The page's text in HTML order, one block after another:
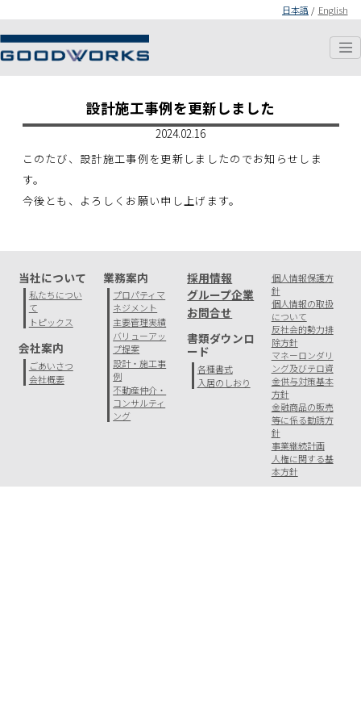
日本語 / English
設計施工事例を更新しました
2024.02.16
このたび、設計施工事例を更新しましたのでお知らせしま
す。
今後とも、よろしくお願い申し上げます。
当社について
私たちについ
て
トピックス
会社案内
ごあいさつ
会社概要
業務案内
プロパティマ
ネジメント
主要管理実績
バリューアッ
プ提案
設計・施工事
例
不動産仲介・
コンサルティ
ング
採用情報
グループ企業
お問合せ
書類ダウンロ
ード
各種書式
入居のしおり
個人情報保護方
針
個人情報の取扱
について
反社会的勢力排
除方針
マネーロンダリ
ング及びテロ資
金供与対策基本
方針
金融商品の販売
等に係る勧誘方
針
事業継続計画
人権に関する基
本方針